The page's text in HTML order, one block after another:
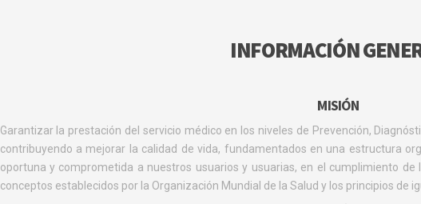
INFORMACIÓN
MISIÓN
Garantizar la prestación del servicio médico en los niveles de Prevención,
contribuyendo a mejorar la calidad de vida, fundamentados en una estructura
oportuna y comprometida a nuestros usuarios y usuarias, en el cumplimiento
conceptos establecidos por la Organización Mundial de la Salud y los principios de